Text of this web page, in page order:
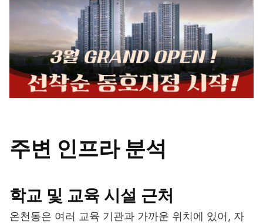
주변 인프라 분석
학교 및 교육 시설 근처
온천동은 여러 교육 기관과 가까운 위치에 있어, 자